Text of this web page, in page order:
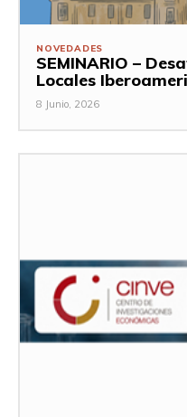
NOVEDADES
SEMINARIO –
Locales
8 Junio, 2026